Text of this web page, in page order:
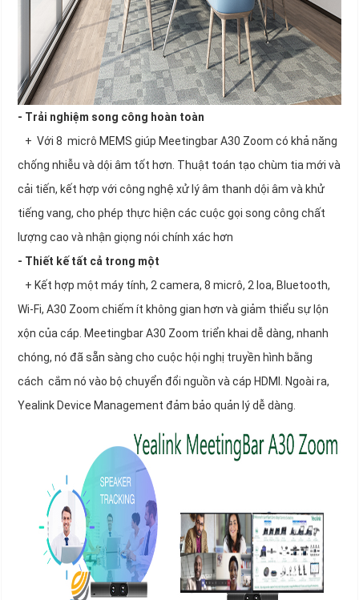
- Trải nghiệm song công hoàn toàn
+ Với 8 micrô MEMS giúp Meetingbar A30 Zoom có khả năng
chống nhiễu và dội âm tốt hơn. Thuật toán tạo chùm tia mới và
cải tiến, kết hợp với công nghệ xử lý âm thanh dội âm và khử
tiếng vang, cho phép thực hiện các cuộc gọi song công chất
lượng cao và nhận giọng nói chính xác hơn
- Thiết kế tất cả trong một
+ Kết hợp một máy tính, 2 camera, 8 micrô, 2 loa, Bluetooth,
Wi-Fi, A30 Zoom chiếm ít không gian hơn và giảm thiểu sự lộn
xộn của cáp. Meetingbar A30 Zoom triển khai dễ dàng, nhanh
chóng, nó đã sẵn sàng cho cuộc hội nghị truyền hình bằng
cách cắm nó vào bộ chuyển đổi nguồn và cáp HDMI. Ngoài ra,
Yealink Device Management đảm bảo quản lý dễ dàng.